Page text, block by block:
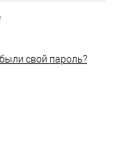
свой пароль?